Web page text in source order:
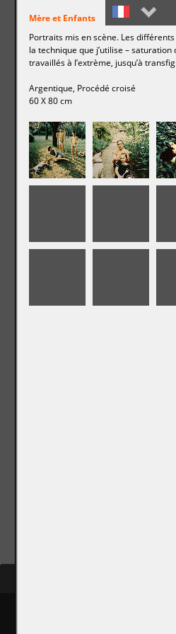
Mère et Enfants
Portraits mis en scène. Les
la technique que j’utilise –
travaillés à l’extrème, jusqu’à
Argentique, Procédé croisé
60 X 80 cm
Français
English